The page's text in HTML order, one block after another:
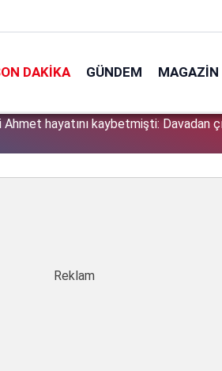
DAKIKA GÜNDEM MAGAZIN
Bakan Gürlek şüpheli 2 çocuğun